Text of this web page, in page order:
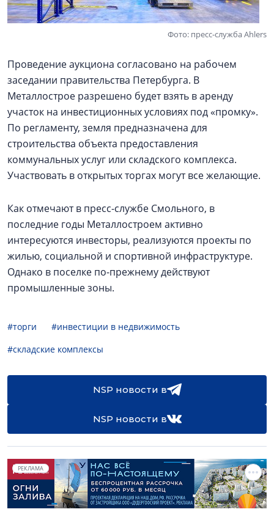
Фото: пресс-служба Ahlers
Проведение аукциона согласовано на рабочем
заседании правительства Петербурга. В
Металлострое разрешено будет взять в аренду
участок на инвестиционных условиях под «промку».
По регламенту, земля предназначена для
строительства объекта предоставления
коммунальных услуг или складского комплекса.
Участвовать в открытых торгах могут все желающие.
Как отмечают в пресс-службе Смольного, в
последние годы Металлостроем активно
интересуются инвесторы, реализуются проекты по
жилью, социальной и спортивной инфраструктуре.
Однако в поселке по-прежнему действуют
промышленные зоны.
#торги
#инвестиции в недвижимость
#складские комплексы
NSP новости в
NSP новости в
РЕКЛАМА